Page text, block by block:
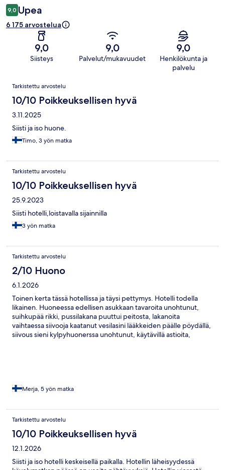
9,0 Upea
6 175 arvostelua
9,0
Siisteys
9,0
Palvelut/mukavuudet
9,0
Henkilökunta ja
palvelu
Arvostelut
Tarkistettu arvostelu
10/10 Poikkeuksellisen hyvä
3.11.2025
Siisti ja iso huone.
Timo, 3 yön matka
Tarkistettu arvostelu
10/10 Poikkeuksellisen hyvä
25.9.2023
Siisti hotelli,loistavalla sijainnilla
3 yön matka
Tarkistettu arvostelu
2/10 Huono
6.1.2026
Toinen kerta tässä hotellissa ja täysi pettymys. Hotelli todella
likainen. Huoneessa edellisen asukkaan tavaroita unohtunut,
suihkupää rikki, pussilakana puuttui peitosta, lakanoita
vaihtaessa siivooja kaatanut vesilasini lääkkeiden päälle pöydällä,
siivous sieni kylpyhuonerssa unohtunut, käytävillä astioita,
Merja, 5 yön matka
Tarkistettu arvostelu
10/10 Poikkeuksellisen hyvä
12.1.2026
Siisti ja iso hotelli keskeisellä paikalla. Hotellin läheisyydessä